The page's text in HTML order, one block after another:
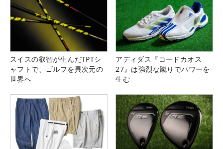
スイスの叡智が生んだTPTシ
ャフトで、ゴルフを異次元の
世界へ
アディダス『コードカオス
27』は強烈な蹴りでパワーを
生む